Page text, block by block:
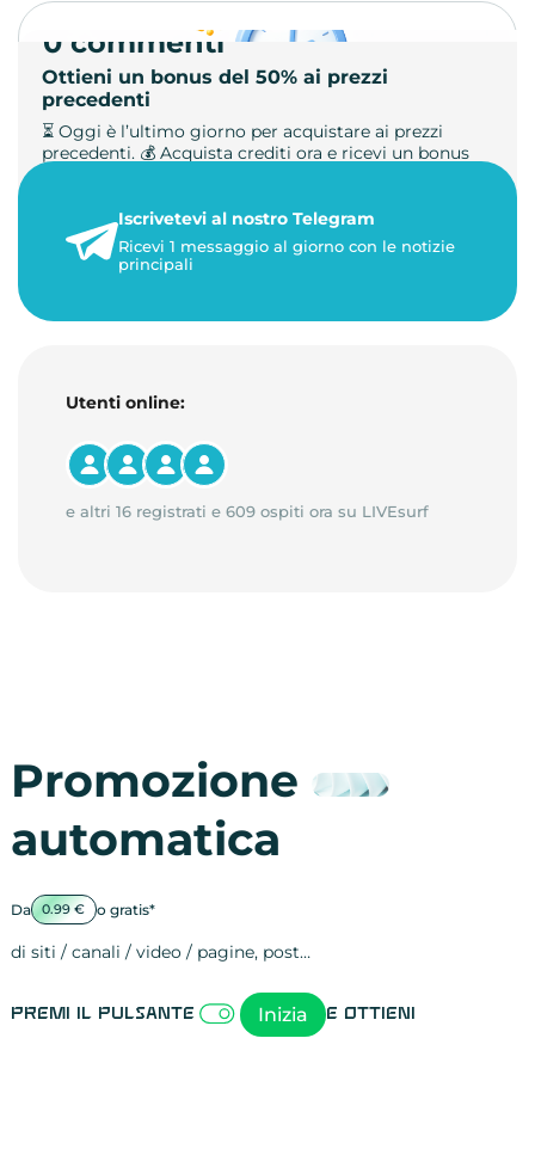
Ottieni un bonus del 50% ai prezzi
precedenti
⏳ Oggi è l’ultimo giorno per acquistare ai prezzi
precedenti. 💰 Acquista crediti ora e ricevi un bonus
23 maggio 2026
1 minuto di lettura
0 commenti
Iscrivetevi al nostro Telegram
Ricevi 1 messaggio al giorno con le notizie
principali
Utenti online:
e altri 16 registrati e 609 ospiti ora su LIVEsurf
Promozione
automatica
Da 0.99 € o gratis*
di siti / canali / video / pagine, post…
Premi il pulsante Inizia e ottieni